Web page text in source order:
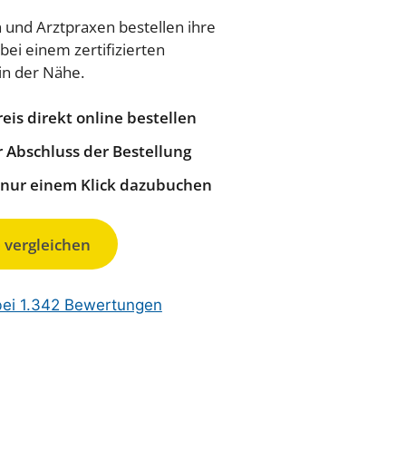
Arztpraxen bestellen ihre
einem zertifizierten
der Nähe.
direkt online bestellen
der Bestellung
einem Klick dazubuchen
vergleichen
1.342 Bewertungen